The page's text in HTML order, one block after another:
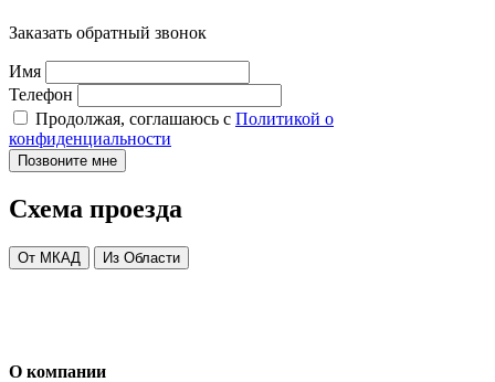
Заказать обратный звонок
Имя
Телефон
Продолжая, соглашаюсь с Политикой о
конфиденциальности
Позвоните мне
Схема проезда
От МКАД Из Области
О компании